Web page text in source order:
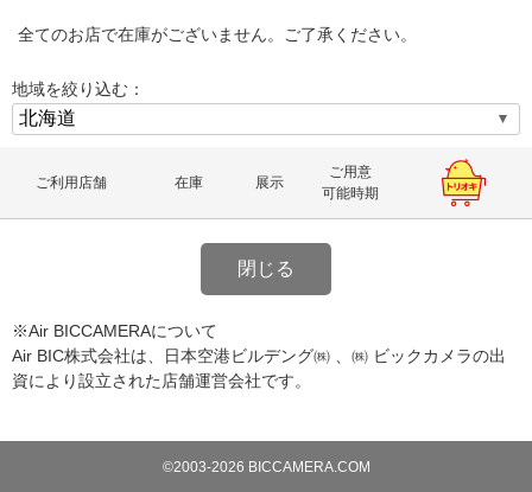
全てのお店で在庫がございません。ご了承ください。
地域を絞り込む：
ご利用店舗 在庫 展示
ご用意
可能時期
閉じる
※Air BICCAMERAについて
Air BIC株式会社は、日本空港ビルデング㈱ 、㈱ ビックカメラの出
資により設立された店舗運営会社です。
©2003-2026 BICCAMERA.COM